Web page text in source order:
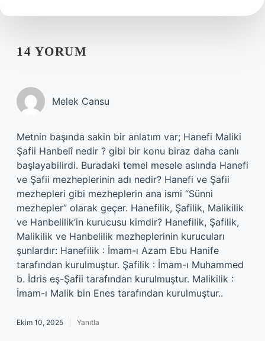
14 YORUM
Melek Cansu
Metnin başında sakin bir anlatım var; Hanefi Maliki
Şafii Hanbelî nedir ? gibi bir konu biraz daha canlı
başlayabilirdi. Buradaki temel mesele aslında Hanefi
ve Şafii mezheplerinin adı nedir? Hanefi ve Şafii
mezhepleri gibi mezheplerin ana ismi “Sünni
mezhepler” olarak geçer. Hanefilik, Şafilik, Malikilik
ve Hanbelilik’in kurucusu kimdir? Hanefilik, Şafilik,
Malikilik ve Hanbelilik mezheplerinin kurucuları
şunlardır: Hanefilik : İmam-ı Azam Ebu Hanife
tarafından kurulmuştur. Şafilik : İmam-ı Muhammed
b. İdris eş-Şafii tarafından kurulmuştur. Malikilik :
İmam-ı Malik bin Enes tarafından kurulmuştur..
Ekim 10, 2025 Yanıtla